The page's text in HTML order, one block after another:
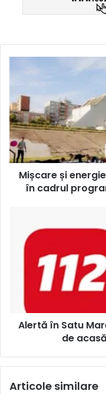
Mișcare și
în cadrul
Alertă în Satu
de
Articole similare